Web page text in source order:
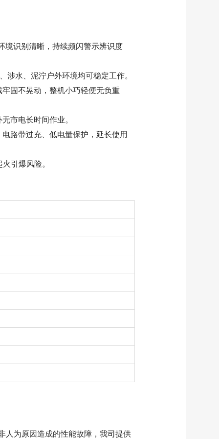
境识别清晰，持续频闪警示辨识度
水、泥泞户外环境均可稳定工作。
固不晃动，整机小巧轻便无负重
市电长时间作业。
路带过充、低电量保护，延长使用
引爆风险。
为原因造成的性能故障，我司提供